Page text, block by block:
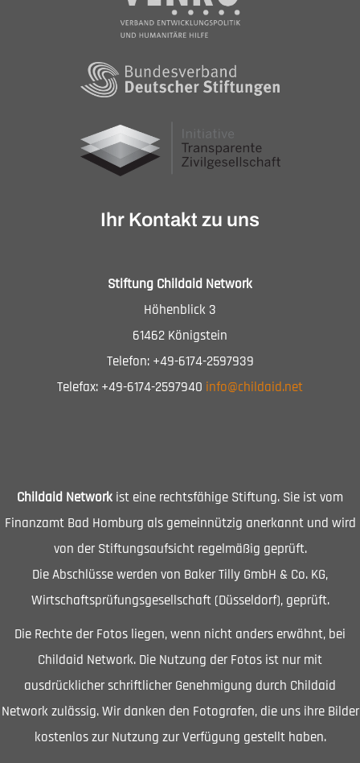
Ihr Kontakt zu uns
Stiftung Childaid Network
Höhenblick 3
61462 Königstein
Telefon: +49-6174-2597939
Telefax: +49-6174-2597940 info@childaid.net
Childaid Network ist eine rechtsfähige Stiftung. Sie ist vom
Finanzamt Bad Homburg als gemeinnützig anerkannt und wird
von der Stiftungsaufsicht regelmäßig geprüft.
Die Abschlüsse werden von Baker Tilly GmbH & Co. KG,
Wirtschaftsprüfungsgesellschaft (Düsseldorf), geprüft.
Die Rechte der Fotos liegen, wenn nicht anders erwähnt, bei
Childaid Network. Die Nutzung der Fotos ist nur mit
ausdrücklicher schriftlicher Genehmigung durch Childaid
Network zulässig. Wir danken den Fotografen, die uns ihre Bilder
kostenlos zur Nutzung zur Verfügung gestellt haben.